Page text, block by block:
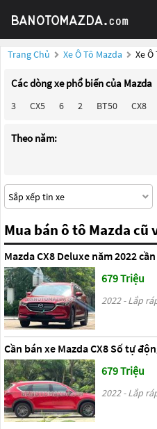
Trang Chủ Xe Ô Tô Mazda Xe Ô
Các dòng xe phổ biến của Mazda
3 CX5 6 2 BT50 CX8
Theo năm:
Mua bán ô tô Mazda cũ
Mazda CX8 Deluxe năm 2022
679 Triệu
2022 - Lắp
Cần bán xe Mazda CX8 Số tự
679 Triệu
2022 - Lắp